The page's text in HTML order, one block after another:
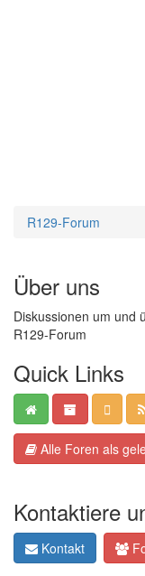
R129-Forum
Über uns
Diskussionen um und
R129-Forum
Quick Links
Alle Foren als
Kontaktiere
Kontakt